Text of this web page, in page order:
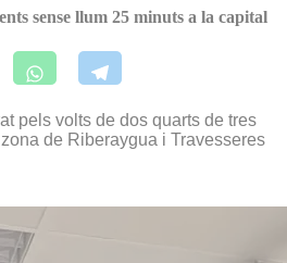
sense llum 25 minuts a la capital
pels volts de dos quarts de tres
de Riberaygua i Travesseres